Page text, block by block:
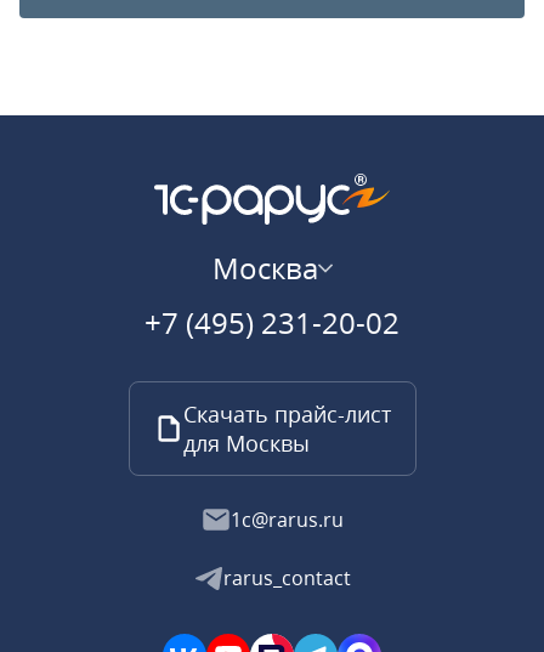
Москва
+7 (495) 231-20-02
Скачать прайс-лист
для Москвы
1c@rarus.ru
rarus_contact